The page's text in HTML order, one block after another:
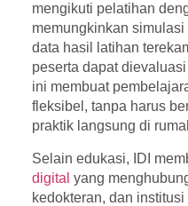
mengikuti pelatihan
memungkinkan
data hasil latihan
peserta dapat
ini membuat
fleksibel, tanpa harus
praktik langsung di
Selain edukasi, IDI
digital yang
kedokteran, dan